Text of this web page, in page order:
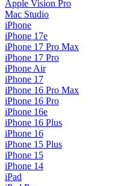
Apple Vision Pro
Mac Studio
iPhone
iPhone 17e
iPhone 17 Pro Max
iPhone 17 Pro
iPhone Air
iPhone 17
iPhone 16 Pro Max
iPhone 16 Pro
iPhone 16e
iPhone 16 Plus
iPhone 16
iPhone 15 Plus
iPhone 15
iPhone 14
iPad